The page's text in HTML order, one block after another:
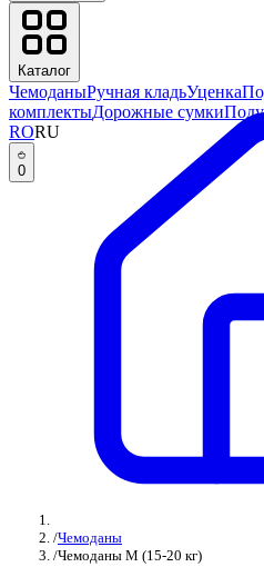
Каталог
ЧемоданыРучная кладьУценка
комплектыДорожные сумки
RORU
0
/Чемоданы
/Чемоданы M (15-20 кг)